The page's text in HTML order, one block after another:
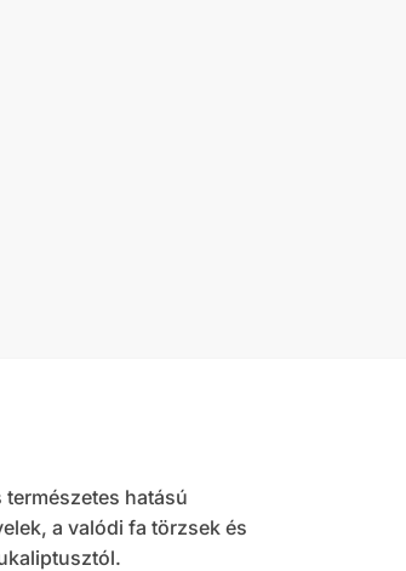
hatású
a valódi fa törzsek és